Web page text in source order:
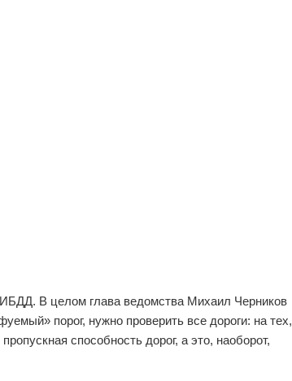
В целом глава ведомства Михаил Черников
порог, нужно проверить все дороги: на тех,
способность дорог, а это, наоборот,